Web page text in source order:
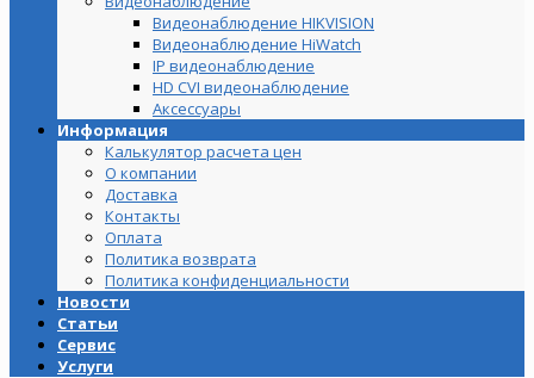
Видеонаблюдение HIKVISION
Видеонаблюдение HiWatch
IP видеонаблюдение
HD CVI видеонаблюдение
Аксессуары
Информация
Калькулятор расчета цен
О компании
Доставка
Контакты
Оплата
Политика возврата
Политика конфиденциальности
Новости
Статьи
Сервис
Услуги